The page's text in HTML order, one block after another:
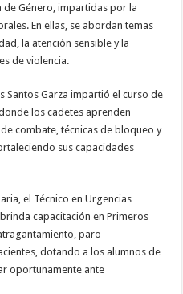
de Género, impartidas por la
En ellas, se abordan temas
la atención sensible y la
de violencia.
Santos Garza impartió el curso de
los cadetes aprenden
combate, técnicas de bloqueo y
sus capacidades
el Técnico en Urgencias
capacitación en Primeros
paro
dotando a los alumnos de
oportunamente ante